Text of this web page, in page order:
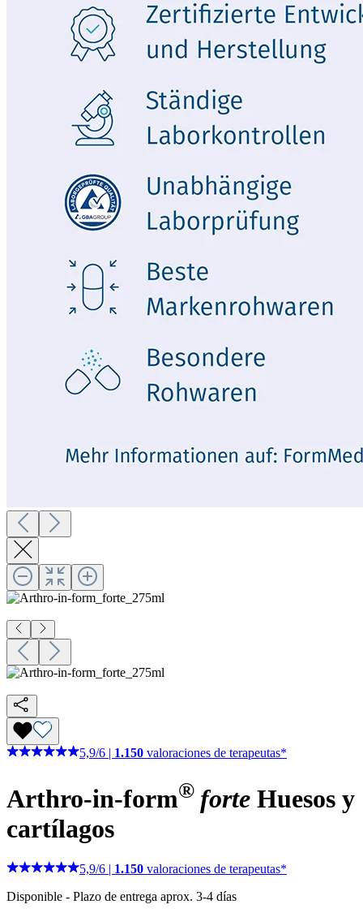
5,9/6 1.150 valoraciones de terapeutas*
Arthro-in-form® forte Huesos y
cartílagos
5,9/6 | 1.150 valoraciones de terapeutas*
Disponible - Plazo de entrega aprox. 3-4 días